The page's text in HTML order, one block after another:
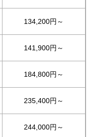
134,200円～
141,900円～
184,800円～
235,400円～
244,000円～